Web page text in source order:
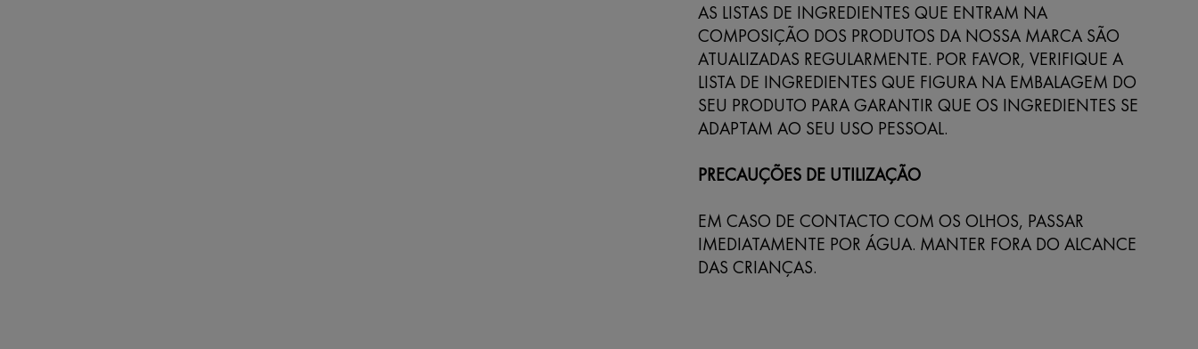
AS LISTAS DE INGREDIENTES QUE ENTRAM NA
COMPOSIÇÃO DOS PRODUTOS DA NOSSA MARCA SÃO
ATUALIZADAS REGULARMENTE. POR FAVOR, VERIFIQUE A
LISTA DE INGREDIENTES QUE FIGURA NA EMBALAGEM DO
SEU PRODUTO PARA GARANTIR QUE OS INGREDIENTES SE
ADAPTAM AO SEU USO PESSOAL.
PRECAUÇÕES DE UTILIZAÇÃO
EM CASO DE CONTACTO COM OS OLHOS, PASSAR
IMEDIATAMENTE POR ÁGUA. MANTER FORA DO ALCANCE
DAS CRIANÇAS.